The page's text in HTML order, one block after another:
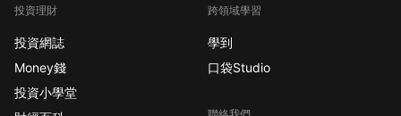
投資理財
投資網誌
Money錢
投資小學堂
跨領域學習
學到
口袋Studio